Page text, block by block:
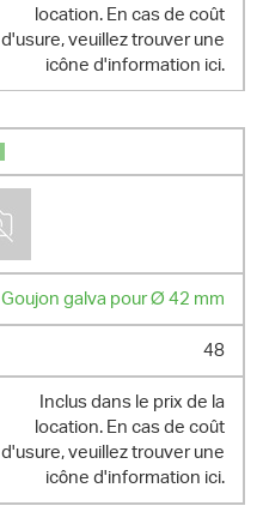
location. En cas de coût
d'usure, veuillez trouver une
icône d'information ici.
Goujon galva pour Ø 42 mm
48
Inclus dans le prix de la
location. En cas de coût
d'usure, veuillez trouver une
icône d'information ici.